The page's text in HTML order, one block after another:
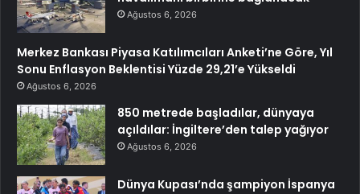
Ağustos 6, 2026
Merkez Bankası Piyasa Katılımcıları Anketi’ne Göre, Yıl
Sonu Enflasyon Beklentisi Yüzde 29,21’e Yükseldi
Ağustos 6, 2026
850 metrede başladılar, dünyaya
açıldılar: İngiltere’den talep yağıyor
Ağustos 6, 2026
Dünya Kupası’nda şampiyon İspanya